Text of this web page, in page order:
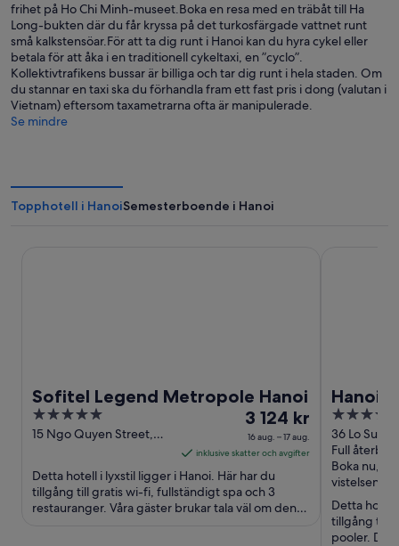
frihet på Ho Chi Minh-museet.Boka en resa med en träbåt till Ha
Long-bukten där du får kryssa på det turkosfärgade vattnet runt
små kalkstensöar.För att ta dig runt i Hanoi kan du hyra cykel eller
betala för att åka i en traditionell cykeltaxi, en ”cyclo”.
Kollektivtrafikens bussar är billiga och tar dig runt i hela staden. Om
du stannar en taxi ska du förhandla fram ett fast pris i dong (valutan i
Vietnam) eftersom taxametrarna ofta är manipulerade.
Se mindre
Topphotell i HanoiSemesterboende i Hanoi
Sofitel Legend Metropole Hanoi
5
out
5
15 Ngo Quyen Street,
Priset
är
3 124 kr
per
natt
mellan
3 124 kr
16 aug. – 17 aug.
inklusive skatter och avgifter
Detta hotell i lyxstil ligger i Hanoi. Här har du
tillgång till gratis wi-fi, fullständigt spa och 3
restauranger. Våra gäster brukar tala väl om den
Hanoi
5
out
of
5
36 Lo Su ,
Full
Boka nu,
vistelsen
Detta hotell
tillgång till
pooler. De